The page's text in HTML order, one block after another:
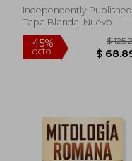
Independently Published,
Tapa Blanda, Nuevo